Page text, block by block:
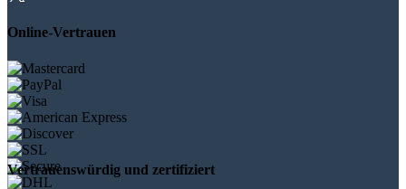
Online-Vertrauen
Vertrauenswürdig und zertifiziert